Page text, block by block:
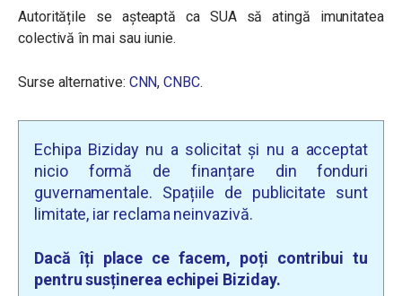
Autoritățile se așteaptă ca SUA să atingă imunitatea
colectivă în mai sau iunie.
Surse alternative: CNN,CNBC.
Echipa Biziday nu a solicitat și nu a acceptat
nicio formă de finanțare din fonduri
guvernamentale. Spațiile de publicitate sunt
limitate, iar reclama neinvazivă.
Dacă îți place ce facem, poți contribui tu
pentru susținerea echipei Biziday.